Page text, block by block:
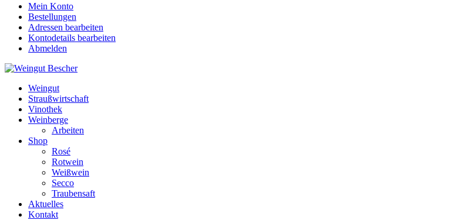
Mein Konto
Bestellungen
Adressen bearbeiten
Kontodetails bearbeiten
Abmelden
Weingut
Straußwirtschaft
Vinothek
Weinberge
Arbeiten
Shop
Rosé
Rotwein
Weißwein
Secco
Traubensaft
Aktuelles
Kontakt